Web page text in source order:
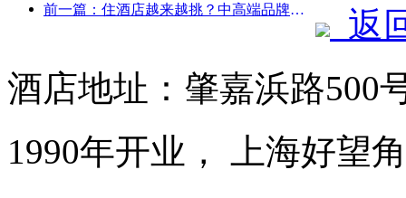
前一篇：住酒店越来越挑？中高端品牌都在“抠”细节
返
酒店地址：肇嘉浜路500
1990年开业， 上海好